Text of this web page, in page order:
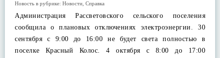
Новость в рубрике: Новости Справка
Администрация Рассветовского сельского поселения
сообщила о плановых отключениях электроэнергии. 30
сентября с 9:00 до 16:00 не будет света полностью в
поселке Красный Колос. 4 октября с 8:00 до 17:00